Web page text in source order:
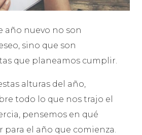
año nuevo no son
sino que son
que planeamos cumplir.
alturas del año,
todo lo que nos trajo el
pensemos en qué
para el año que comienza.